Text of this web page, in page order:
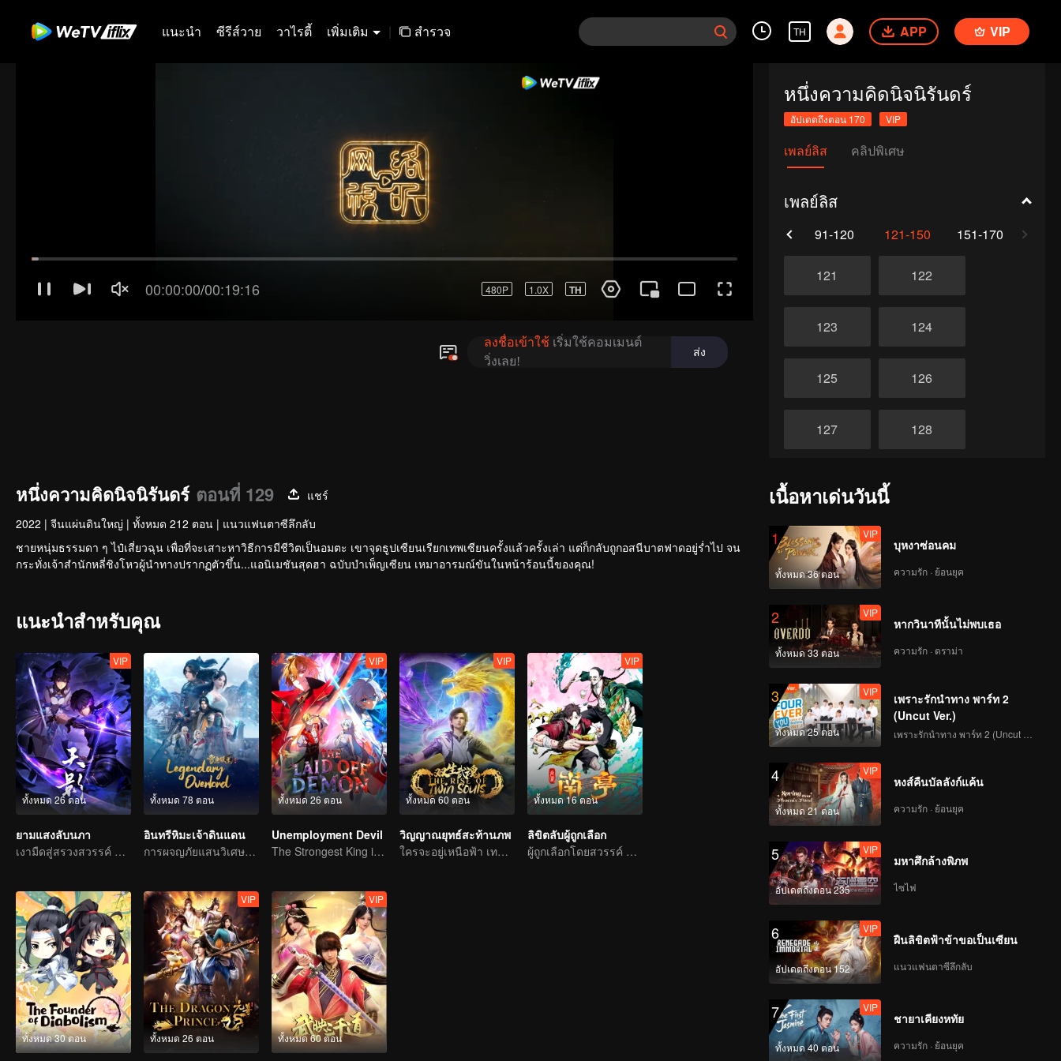
แนะนำ ซีรีส์วาย วาไรตี้ เพิ่มเติม | สำรวจ TH APP VIP
หนึ่งความคิดนิจนิรันดร์
อัปเดตถึงตอน 170 VIP
เพลย์ลิส คลิปพิเศษ
เพลย์ลิส
91-120 121-150 151-170
121 122
123 124
125 126
127 128
131
133
135 136
137
139 140
141 142
143
145 146
147 148
หนึ่งความคิดนิจนิรันดร์ ตอนที่ 129
แชร์
2022 | จีนแผ่นดินใหญ่ | ทั้งหมด 212 ตอน | แนวแฟนตาซีลึกลับ
ชายหนุ่มธรรมดา ๆ ไป๋เสี่ยวฉุน เพื่อที่จะเสาะหาวิธีการมีชีวิตเป็นอมตะ เขาจุดธูปเซียนเรียกเทพเซียนครั้งแล้วครั้งเล่า แต่ก็กลับถูกอสนีบาตฟาดอยู่ร่ำไป จน
กระทั่งเจ้าสำนักหลี่ชิงโหวผู้นำทางปรากฏตัวขึ้น...แอนิเมชันสุดฮา ฉบับบำเพ็ญเซียน เหมาอารมณ์ขันในหน้าร้อนนี้ของคุณ!
แนะนำสำหรับคุณ
ทั้งหมด 26 ตอน
VIP
ยามแสงลับนภา
เงามืดสู่สรวงสวรรค์ แผดเผาวิญญาณพิทักษ์ความดี
ทั้งหมด 78 ตอน
อินทรีหิมะเจ้าดินแดน
การผจญภัยแสนวิเศษและอุปสรรคของเด็กหนุ่มเริ่มต้นขึ้นอีกครั้ง
ทั้งหมด 26 ตอน
VIP
Unemployment Devil
The Strongest King in the Demon World Suddenly Gets Laid Off?
ทั้งหมด 60 ตอน
VIP
วิญญาณยุทธ์สะท้านภพ
ใครจะอยู่เหนือฟ้า เทพนักรบไร้เทียมทาน
ทั้งหมด 16 ตอน
VIP
ลิขิตลับผู้ถูกเลือก
ผู้ถูกเลือกโดยสวรรค์ ผู้เชื่อมฟ้าทะลุสวรรค์ ถึงคราเปิดศึกแล้ว
ทั้งหมด 30 ตอน ทั้งหมด 26 ตอน
VIP
ทั้งหมด 60 ตอน
VIP
เนื้อหาเด่นวันนี้
1
ทั้งหมด 36 ตอน
VIP
บุหงาซ่อนคม
ความรัก · ย้อนยุค
2
ทั้งหมด 33 ตอน
VIP
หากวินาทีนั้นไม่พบเธอ
ความรัก · ดราม่า
3
ทั้งหมด 25 ตอน
VIP
เพราะรักนำทาง พาร์ท 2
(Uncut Ver.)
4
ทั้งหมด 21 ตอน
VIP
หงส์คืนบัลลังก์แค้น
ความรัก · ย้อนยุค
5
อัปเดตถึงตอน 235
VIP
มหาศึกล้างพิภพ
ไซไฟ
6
อัปเดตถึงตอน 152
VIP
ฝืนลิขิตฟ้าข้าขอเป็นเซียน
แนวแฟนตาซีลึกลับ
7
ทั้งหมด 40 ตอน
VIP
ชายาเคียงหทัย
ความรัก · ย้อนยุค